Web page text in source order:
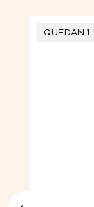
QUEDAN 1
AGOTADO
QUEDAN 2
QUEDAN 1
QUEDAN 1
MÁS
AGOTADO
QUEDAN 1
QUEDAN 1
QUEDAN 1